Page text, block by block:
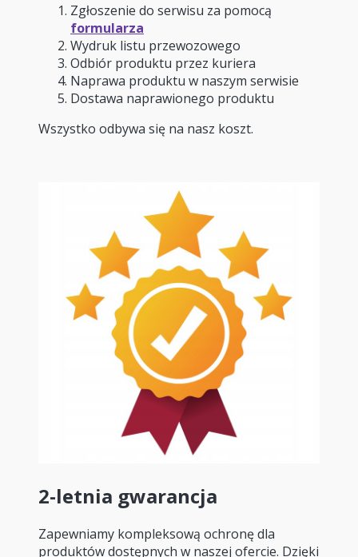
Zgłoszenie do serwisu za pomocą
formularza
Wydruk listu przewozowego
Odbiór produktu przez kuriera
Naprawa produktu w naszym serwisie
Dostawa naprawionego produktu
Wszystko odbywa się na nasz koszt.
2-letnia gwarancja
Zapewniamy kompleksową ochronę dla
produktów dostępnych w naszej ofercie. Dzięki